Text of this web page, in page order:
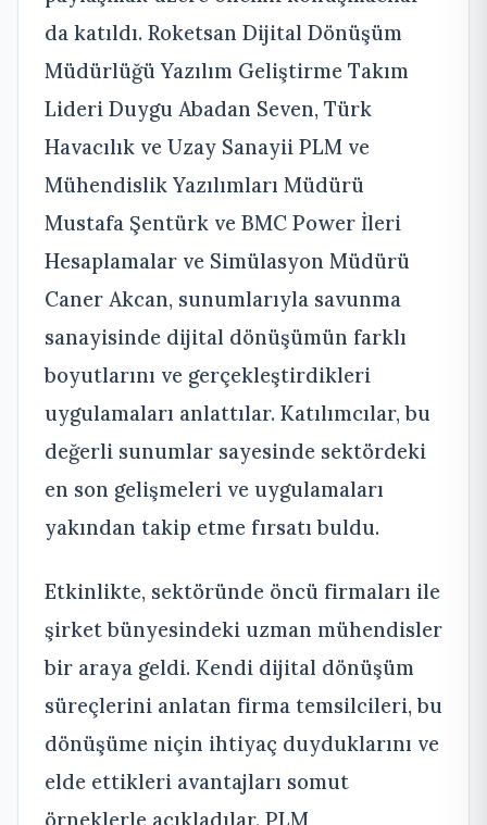
da katıldı. Roketsan Dijital Dönüşüm
Müdürlüğü Yazılım Geliştirme Takım
Lideri Duygu Abadan Seven, Türk
Havacılık ve Uzay Sanayii PLM ve
Mühendislik Yazılımları Müdürü
Mustafa Şentürk ve BMC Power İleri
Hesaplamalar ve Simülasyon Müdürü
Caner Akcan, sunumlarıyla savunma
sanayisinde dijital dönüşümün farklı
boyutlarını ve gerçekleştirdikleri
uygulamaları anlattılar. Katılımcılar, bu
değerli sunumlar sayesinde sektördeki
en son gelişmeleri ve uygulamaları
yakından takip etme fırsatı buldu.
Etkinlikte, sektöründe öncü firmaları ile
şirket bünyesindeki uzman mühendisler
bir araya geldi. Kendi dijital dönüşüm
süreçlerini anlatan firma temsilcileri, bu
dönüşüme niçin ihtiyaç duyduklarını ve
elde ettikleri avantajları somut
örneklerle açıkladılar. PLM